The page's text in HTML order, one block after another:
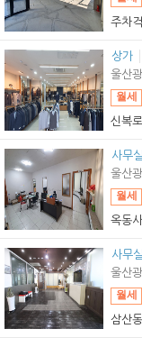
주차
임대
상가
신복
월세
임대
울산
사무실
옥동
월세
임대
울산
사무실
월세
임대
울산